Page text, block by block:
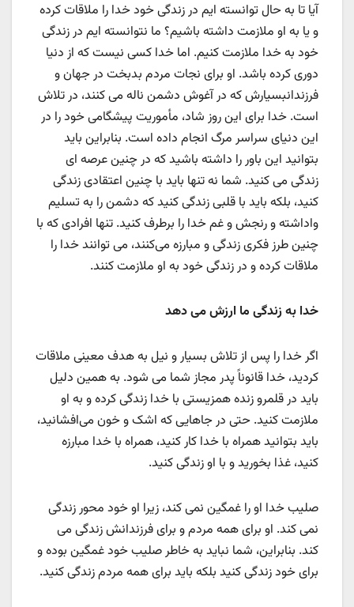
آیا تا به حال توانسته ایم در زندگی خود خدا را ملاقات کرده
و یا به او ملازمت داشته باشیم؟ ما نتوانسته ایم در زندگی
خود به خدا ملازمت کنیم. اما خدا کسی نیست که از دنیا
دوری کرده باشد. او برای نجات مردم بدبخت در جهان و
فرزندانبسیارش که در آغوش دشمن ناله می کنند، در تلاش
است. خدا برای این روز شاد، مأموریت پیشگامی خود را در
این دنیای سراسر مرگ انجام داده است. بنابراین باید
بتوانید این باور را داشته باشید که در چنین عرصه ای
زندگی می کنید. شما نه تنها باید با چنین اعتقادی زندگی
کنید، بلکه باید با قلبی زندگی کنید که دشمن را به تسلیم
واداشته و رنجش و غم خدا را برطرف کنید. تنها افرادی که با
چنین طرز فکری زندگی و مبارزه می‌کنند، می توانند خدا را
ملاقات کرده و در زندگی خود به او ملازمت کنند.
خدا به زندگی ما ارزش می دهد
اگر خدا را پس از تلاش بسیار و نیل به هدف معینی ملاقات
کردید، خدا قانوناً پدر مجاز شما می شود. به همین دلیل
باید در قلمرو زنده همزیستی با خدا زندگی کرده و به او
ملازمت کنید. حتی در جاهایی که اشک و خون می‌افشانید،
باید بتوانید همراه با خدا کار کنید، همراه با خدا مبارزه
کنید، غذا بخورید و با او زندگی کنید.
صلیب خدا او را غمگین نمی کند، زیرا او خود محور زندگی
نمی کند. او برای همه مردم و برای فرزندانش زندگی می
کند. بنابراین، شما نباید به خاطر صلیب خود غمگین بوده و
برای خود زندگی کنید بلکه باید برای همه مردم زندگی کنید.